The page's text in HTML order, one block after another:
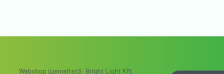
Webshop üzemeltető: Bright Light Kft.